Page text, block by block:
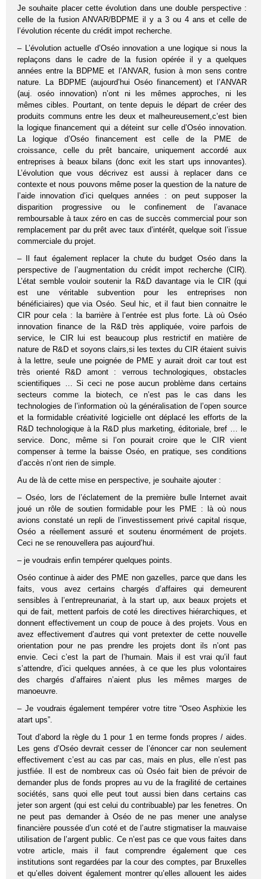
Je souhaite placer cette évolution dans une double perspective :
celle de la fusion ANVAR/BDPME il y a 3 ou 4 ans et celle de
l’évolution récente du crédit impot recherche.
– L’évolution actuelle d’Oséo innovation a une logique si nous la
replaçons dans le cadre de la fusion opérée il y a quelques
années entre la BDPME et l’ANVAR, fusion à mon sens contre
nature. La BDPME (aujourd’hui Oséo financement) et l’ANVAR
(auj. oséo innovation) n’ont ni les mêmes approches, ni les
mêmes cibles. Pourtant, on tente depuis le départ de créer des
produits communs entre les deux et malheureusement,c’est bien
la logique financement qui a déteint sur celle d’Oséo innovation.
La logique d’Oséo financement est celle de la PME de
croissance, celle du prêt bancaire, uniquement accordé aux
entreprises à beaux bilans (donc exit les start ups innovantes).
L’évolution que vous décrivez est aussi à replacer dans ce
contexte et nous pouvons même poser la question de la nature de
l’aide innovation d’ici quelques années : on peut supposer la
disparition progressive ou le confinement de l’avanace
remboursable à taux zéro en cas de succès commercial pour son
remplacement par du prêt avec taux d’intérêt, quelque soit l’issue
commerciale du projet.
– Il faut également replacer la chute du budget Oséo dans la
perspective de l’augmentation du crédit impot recherche (CIR).
L’état semble vouloir soutenir la R&D davantage via le CIR (qui
est une véritable subvention pour les entreprises non
bénéficiaires) que via Oséo. Seul hic, et il faut bien connaitre le
CIR pour cela : la barrière à l’entrée est plus forte. Là où Oséo
innovation finance de la R&D très appliquée, voire parfois de
service, le CIR lui est beaucoup plus restrictif en matière de
nature de R&D et soyons clairs,si les textes du CIR étaient suivis
à la lettre, seule une poignée de PME y aurait droit car tout est
très orienté R&D amont : verrous technologiques, obstacles
scientifiques … Si ceci ne pose aucun problème dans certains
secteurs comme la biotech, ce n’est pas le cas dans les
technologies de l’information où la généralisation de l’open source
et la formidable créativité logicielle ont déplacé les efforts de la
R&D technologique à la R&D plus marketing, éditoriale, bref … le
service. Donc, même si l’on pourait croire que le CIR vient
compenser à terme la baisse Oséo, en pratique, ses conditions
d’accès n’ont rien de simple.
Au de là de cette mise en perspective, je souhaite ajouter :
– Oséo, lors de l’éclatement de la première bulle Internet avait
joué un rôle de soutien formidable pour les PME : là où nous
avions constaté un repli de l’investissement privé capital risque,
Oséo a réellement assuré et soutenu énormément de projets.
Ceci ne se renouvellera pas aujourd’hui.
– je voudrais enfin tempérer quelques points.
Oséo continue à aider des PME non gazelles, parce que dans les
faits, vous avez certains chargés d’affaires qui demeurent
sensibles à l’entrepreunariat, à la start up, aux beaux projets et
qui de fait, mettent parfois de coté les directives hiérarchiques, et
donnent effectivement un coup de pouce à des projets. Vous en
avez effectivement d’autres qui vont pretexter de cette nouvelle
orientation pour ne pas prendre les projets dont ils n’ont pas
envie. Ceci c’est la part de l’humain. Mais il est vrai qu’il faut
s’attendre, d’ici quelques années, à ce que les plus volontaires
des chargés d’affaires n’aient plus les mêmes marges de
manoeuvre.
– Je voudrais également tempérer votre titre “Oseo Asphixie les
atart ups”.
Tout d’abord la règle du 1 pour 1 en terme fonds propres / aides.
Les gens d’Oséo devrait cesser de l’énoncer car non seulement
effectivement c’est au cas par cas, mais en plus, elle n’est pas
justfiée. Il est de nombreux cas où Oséo fait bien de prévoir de
demander plus de fonds propres au vu de la fragilité de certaines
sociétés, sans quoi elle peut tout aussi bien dans certains cas
jeter son argent (qui est celui du contribuable) par les fenetres. On
ne peut pas demander à Oséo de ne pas mener une analyse
financière poussée d’un coté et de l’autre stigmatiser la mauvaise
utilisation de l’argent public. Ce n’est pas ce que vous faites dans
votre article, mais il faut comprendre également que ces
institutions sont regardées par la cour des comptes, par Bruxelles
et qu’elles doivent également montrer qu’elles allouent les aides